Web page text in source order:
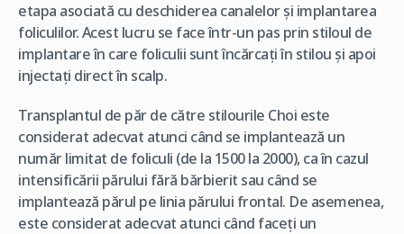
etapa asociată cu deschiderea canalelor și implantarea
foliculilor. Acest lucru se face într-un pas prin stiloul de
implantare în care foliculii sunt încărcați în stilou și apoi
injectați direct în scalp.
Transplantul de păr de către stilourile Choi este
considerat adecvat atunci când se implantează un
număr limitat de foliculi (de la 1500 la 2000), ca în cazul
intensificării părului fără bărbierit sau când se
implantează părul pe linia părului frontal. De asemenea,
este considerat adecvat atunci când faceți un